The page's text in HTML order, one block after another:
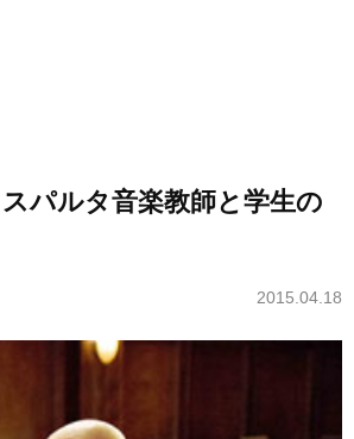
パルタ音楽教師と学生の
2015.04.18